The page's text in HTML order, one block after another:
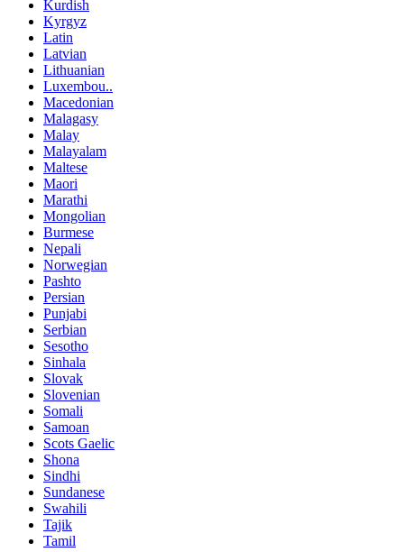
Kurdish
Kyrgyz
Latin
Latvian
Lithuanian
Luxembou..
Macedonian
Malagasy
Malay
Malayalam
Maltese
Maori
Marathi
Mongolian
Burmese
Nepali
Norwegian
Pashto
Persian
Punjabi
Serbian
Sesotho
Sinhala
Slovak
Slovenian
Somali
Samoan
Scots Gaelic
Shona
Sindhi
Sundanese
Swahili
Tajik
Tamil